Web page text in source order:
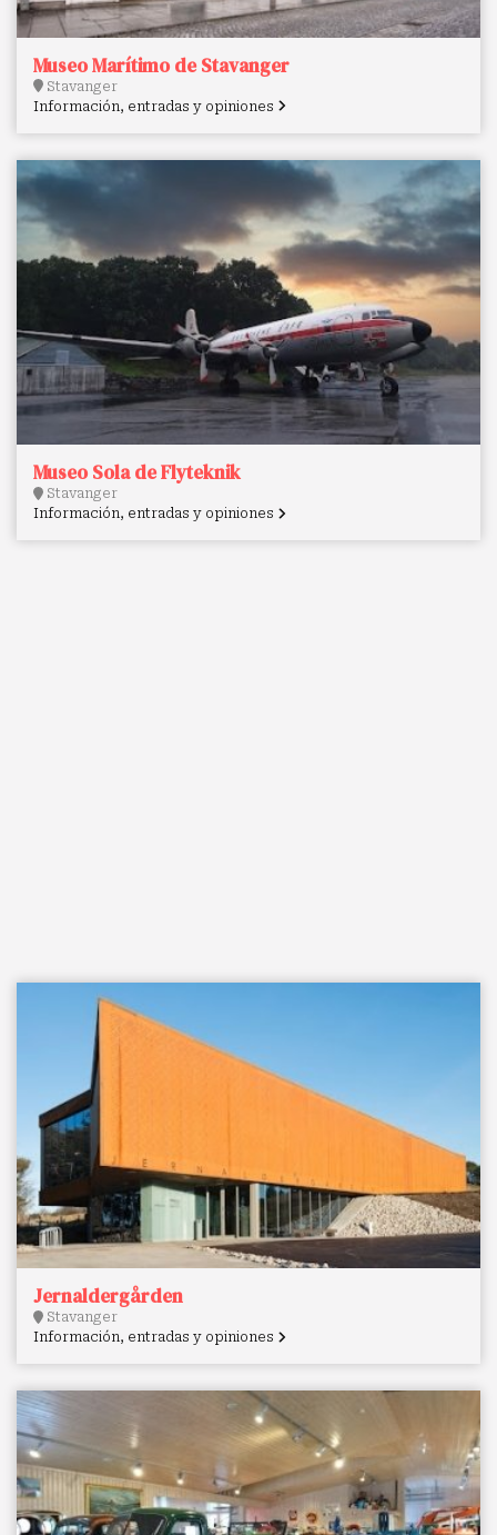
Museo Marítimo de Stavanger
Stavanger
Información, entradas y opiniones
Museo Sola de Flyteknik
Stavanger
Información, entradas y opiniones
Jernaldergården
Stavanger
Información, entradas y opiniones